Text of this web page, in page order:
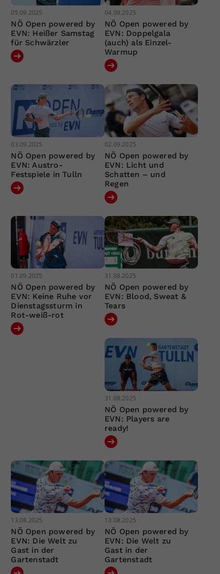
05.09.2025
NÖ Open powered by
EVN: Heißer Samstag
für Schwärzler
04.09.2025
NÖ Open powered by
EVN: Doppelgala
(auch) als Einzel-
Warmup
03.09.2025
NÖ Open powered by
EVN: Austro-
Festspiele in Tulln
02.09.2025
NÖ Open powered by
EVN: Licht und
Schatten – und
Regen
01.09.2025
NÖ Open powered by
EVN: Keine Ruhe vor
Dienstagssturm in
Rot-weiß-rot
31.08.2025
NÖ Open powered by
EVN: Blood, Sweat &
Tears
31.08.2025
NÖ Open powered by
EVN: Players are
ready!
13.08.2025
NÖ Open powered by
EVN: Die Welt zu
Gast in der
Gartenstadt
13.08.2025
NÖ Open powered by
EVN: Die Welt zu
Gast in der
Gartenstadt